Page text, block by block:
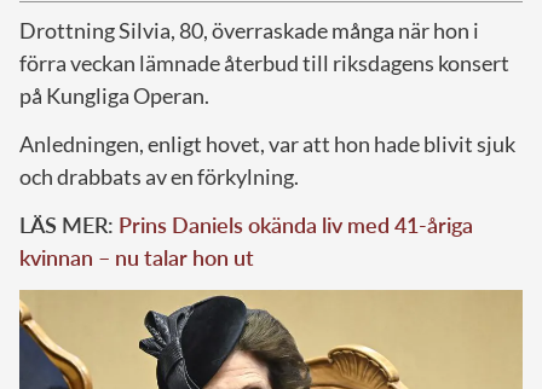
Drottning Silvia, 80, överraskade många när hon i
förra veckan lämnade återbud till riksdagens konsert
på Kungliga Operan.
Anledningen, enligt hovet, var att hon hade blivit sjuk
och drabbats av en förkylning.
LÄS MER: Prins Daniels okända liv med 41-åriga
kvinnan – nu talar hon ut